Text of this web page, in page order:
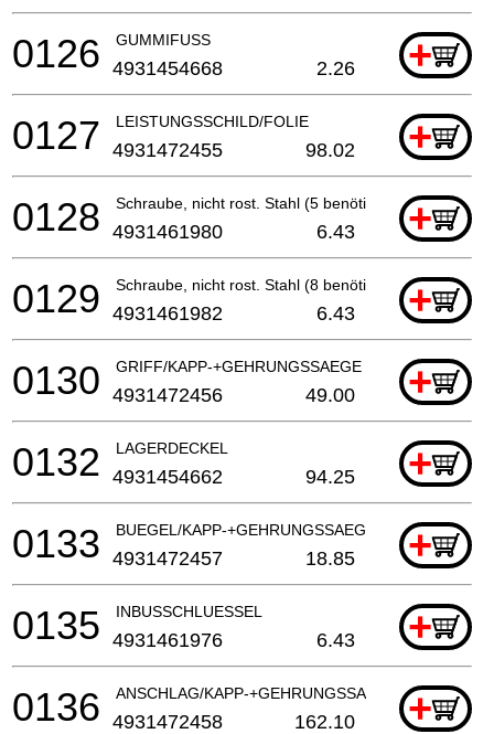
GUMMIFUSS +
0126 4931454668 2.26
LEISTUNGSSCHILD/FOLIE +
0127 4931472455 98.02
Schraube, nicht rost. Stahl (5 benötigt) +
0128 4931461980 6.43
Schraube, nicht rost. Stahl (8 benötigt) +
0129 4931461982 6.43
GRIFF/KAPP-+GEHRUNGSSAEGE (2 benötigt)
+
0130 4931472456 49.00
LAGERDECKEL +
0132 4931454662 94.25
BUEGEL/KAPP-+GEHRUNGSSAEGE +
0133 4931472457 18.85
INBUSSCHLUESSEL +
0135 4931461976 6.43
ANSCHLAG/KAPP-+GEHRUNGSSAEGE +
0136 4931472458 162.10